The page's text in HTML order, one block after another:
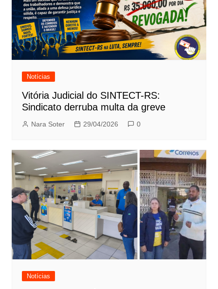
Notícias
Vitória Judicial do SINTECT-RS:
Sindicato derruba multa da greve
Nara Soter 29/04/2026 0
Notícias